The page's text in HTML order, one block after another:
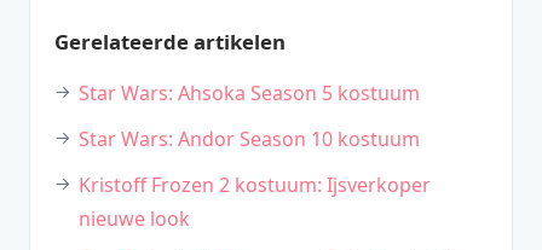
Gerelateerde artikelen
Star Wars: Ahsoka Season 5 kostuum
Star Wars: Andor Season 10 kostuum
Kristoff Frozen 2 kostuum: Ijsverkoper
nieuwe look